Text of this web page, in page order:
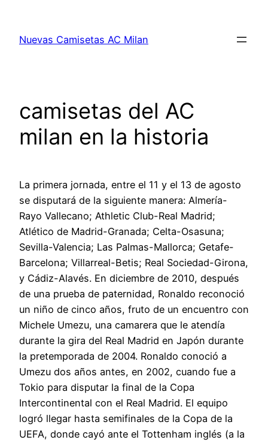
contenido
Nuevas Camisetas AC Milan
camisetas del AC
milan en la historia
La primera jornada, entre el 11 y el 13 de agosto
se disputará de la siguiente manera: Almería-
Rayo Vallecano; Athletic Club-Real Madrid;
Atlético de Madrid-Granada; Celta-Osasuna;
Sevilla-Valencia; Las Palmas-Mallorca; Getafe-
Barcelona; Villarreal-Betis; Real Sociedad-Girona,
y Cádiz-Alavés. En diciembre de 2010, después
de una prueba de paternidad, Ronaldo reconoció
un niño de cinco años, fruto de un encuentro con
Michele Umezu, una camarera que le atendía
durante la gira del Real Madrid en Japón durante
la pretemporada de 2004. Ronaldo conoció a
Umezu dos años antes, en 2002, cuando fue a
Tokio para disputar la final de la Copa
Intercontinental con el Real Madrid. El equipo
logró llegar hasta semifinales de la Copa de la
UEFA, donde cayó ante el Tottenham inglés (a la